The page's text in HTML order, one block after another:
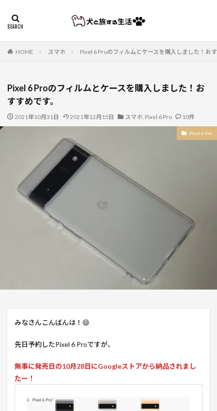
HOME スマホ Pixel 6 Proのフィルムとケースを購入しました！お
Pixel 6 Proのフィルムとケースを購入しました！お
すすめです。
2021年10月31日 2021年12月15日 スマホ, Pixel 6 Pro 10件
Pixel 6 Pro
みなさんこんばんは！😄
先日予約したPixel 6 Proですが、
無事に発売日の10月28日にGoogleストアから納品されまし
たー！